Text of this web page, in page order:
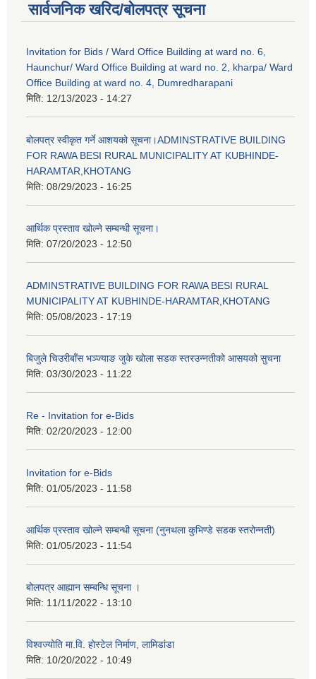
सार्वजनिक खरिद/बोलपत्र सूचना
Invitation for Bids / Ward Office Building at ward no. 6,
Haunchur/ Ward Office Building at ward no. 2, kharpa/ Ward
Office Building at ward no. 4, Dumredharapani
मिति: 12/13/2023 - 14:27
बोलपत्र स्वीकृत गर्ने आशयको सूचना।ADMINSTRATIVE BUILDING
FOR RAWA BESI RURAL MUNICIPALITY AT KUBHINDE-
HARAMTAR,KHOTANG
मिति: 08/29/2023 - 16:25
आर्थिक प्रस्ताव खोल्ने सम्बन्धी सूचना।
मिति: 07/20/2023 - 12:50
ADMINSTRATIVE BUILDING FOR RAWA BESI RURAL
MUNICIPALITY AT KUBHINDE-HARAMTAR,KHOTANG
मिति: 05/08/2023 - 17:19
बिजुले चिउरीबाँस भञ्ज्याङ जुके खोला सडक स्तरउन्नतीको आसयको सुचना
मिति: 03/30/2023 - 11:22
Re - Invitation for e-Bids
मिति: 02/20/2023 - 12:00
Invitation for e-Bids
मिति: 01/05/2023 - 11:58
आर्थिक प्रस्ताव खोल्ने सम्बन्धी सूचना (नुनथला कुभिण्डे सडक स्तरोन्नती)
मिति: 01/05/2023 - 11:54
बोलपत्र आह्यान सम्बन्धि सूचना ।
मिति: 11/11/2022 - 13:10
विश्वज्योति मा.वि. होस्टेल निर्माण, लामिडांडा
मिति: 10/20/2022 - 10:49